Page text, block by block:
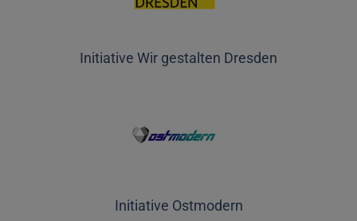
Initiative Wir gestalten Dresden
Initiative Ostmodern